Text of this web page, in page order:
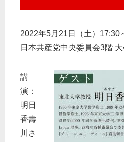
2022年5月21日（土）17:30
日本共産党中央委員会3階
講
演：
明日
香壽
川さ